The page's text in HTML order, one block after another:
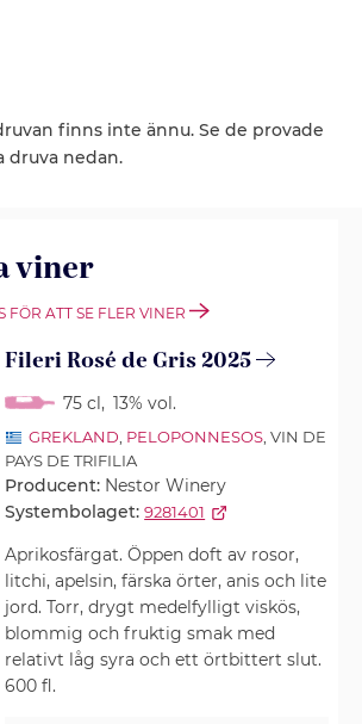
finns inte ännu. Se de provade
druva nedan.
viner
FÖR ATT SE FLER VINER
Fileri Rosé de Gris 2025
75 cl, 13% vol.
GREKLAND PELOPONNESOS, VIN DE
PAYS DE TRIFILIA
Producent: Nestor Winery
Systembolaget: 9281401
Aprikosfärgat. Öppen doft av rosor,
litchi, apelsin, färska örter, anis och lite
jord. Torr, drygt medelfylligt viskös,
blommig och fruktig smak med
relativt låg syra och ett örtbittert slut.
600 fl.